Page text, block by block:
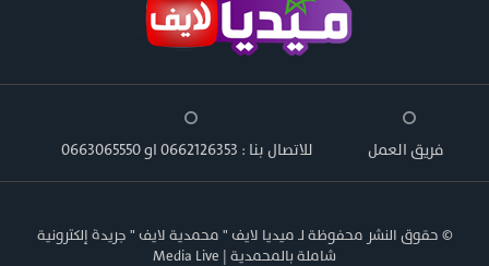
فريق العمل للاتصال بنا : 0662126353 او 0663065550
© حقوق النشر محفوظة لـ ميديا لايف " محمدية لايف " جريدة إلكترونية
شاملة بالمحمدية | Media Live